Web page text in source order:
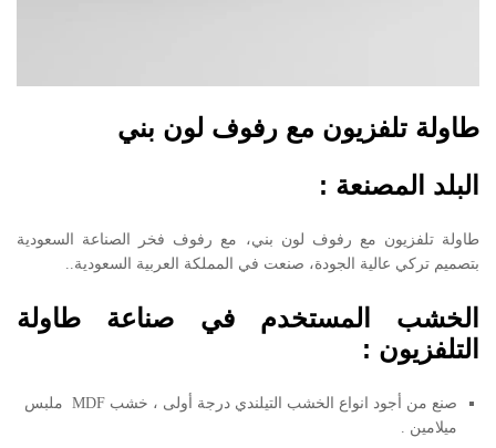
طاولة تلفزيون مع رفوف لون بني
البلد المصنعة :
طاولة تلفزيون مع رفوف لون بني، مع رفوف فخر الصناعة السعودية
بتصميم تركي عالية الجودة، صنعت في المملكة العربية السعودية..
الخشب المستخدم في صناعة طاولة
التلفزيون :
صنع من أجود انواع الخشب التيلندي درجة أولى ، خشب MDF ملبس
ميلامين .